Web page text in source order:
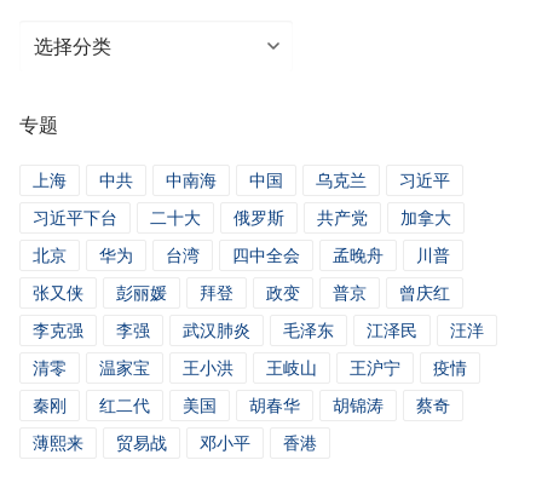
分
闻
专题
上海 中共 中南海 中国 乌克兰
习近平
习近平下台
二十大 俄罗斯 共产党
加拿大
北京
华为 台湾 四中全会 孟晚舟
川普
张又侠
彭丽媛 拜登 政变 普京
曾庆红
李克强
李强 武汉肺炎 毛泽东 江泽民
汪洋
清零
温家宝 王小洪 王岐山 王沪宁
疫情
秦刚
红二代 美国 胡春华 胡锦涛
蔡奇
薄熙来
贸易战 邓小平 香港